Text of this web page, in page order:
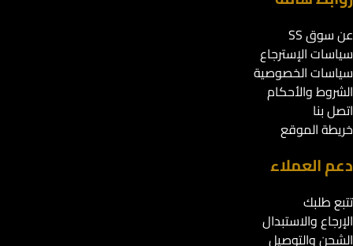
عن سوق SS
سياسات الإسترجاع
سياسات الخصوصية
الشروط والأحكام
اتصل بنا
خريطة الموقع
دعم العملاء
تتبع طلبك
الإرجاع والاستبدال
الشحن والتوصيل